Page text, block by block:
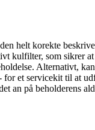
helt korekte
kulfilter, som sikrer
Alternativt,
et servicekit til at
an på beholderens